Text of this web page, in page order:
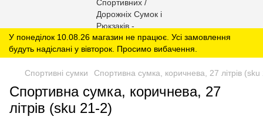
У понеділок 10.08.26 магазин не працює. Усі замовлення
будуть надіслані у вівторок. Просимо вибачення.
Спортивні сумки Спортивна сумка, коричнева, 27 літрів
Спортивна сумка, коричнева, 27
літрів (sku 21-2)